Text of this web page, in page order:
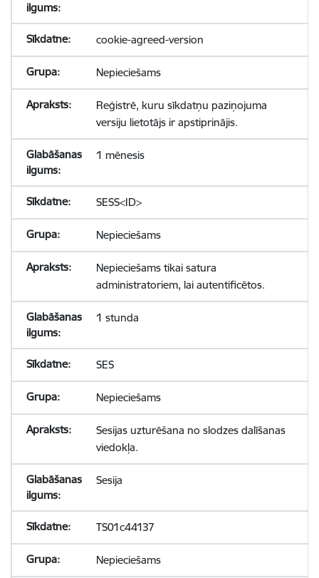
cookie-agreed-version
Nepieciešams
Reģistrē, kuru sīkdatņu paziņojuma
versiju lietotājs ir apstiprinājis.
1 mēnesis
SESS<ID>
Nepieciešams
Nepieciešams tikai satura
administratoriem, lai autentificētos.
1 stunda
SES
Nepieciešams
Sesijas uzturēšana no slodzes dalīšanas
viedokļa.
Sesija
TS01c44137
Nepieciešams